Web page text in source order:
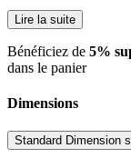
Lire la suite
​Bénéficiez de 5%
dans le panier
Dimensions
Standard Dimension